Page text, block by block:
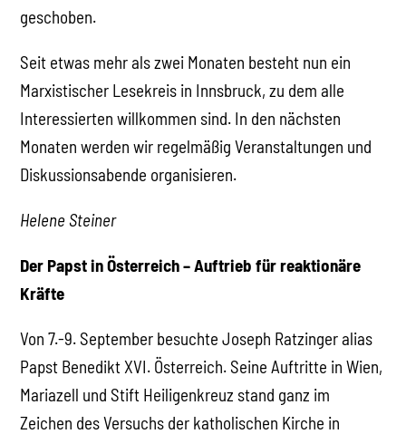
geschoben.
Seit etwas mehr als zwei Monaten besteht nun ein
Marxistischer Lesekreis in Innsbruck, zu dem alle
Interessierten willkommen sind. In den nächsten
Monaten werden wir regelmäßig Veranstaltungen und
Diskussionsabende organisieren.
Helene Steiner
Der Papst in Österreich – Auftrieb für reaktionäre
Kräfte
Von 7.-9. September besuchte Joseph Ratzinger alias
Papst Benedikt XVI. Österreich. Seine Auftritte in Wien,
Mariazell und Stift Heiligenkreuz stand ganz im
Zeichen des Versuchs der katholischen Kirche in